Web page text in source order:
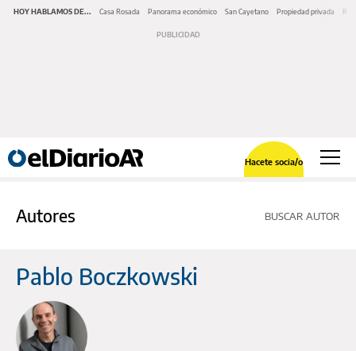
HOY HABLAMOS DE... Casa Rosada Panorama económico San Cayetano Propiedad privada
Hacete socia/o
Autores BUSCAR AUTOR
Pablo Boczkowski